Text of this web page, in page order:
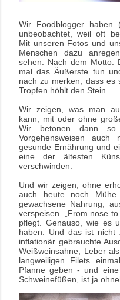
Wir Foodblogger
unbeobachtet, weil oft
Mit unseren Fotos und
Menschen dazu
sehen. Nach dem Motto:
mal das Äußerste tun
nach zu merken, dass es
Tropfen höhlt den Stein.
Wir zeigen, was man
kann, mit oder ohne
Wir betonen dann so
Vorgehensweisen
gesunde Ernährung und
eine der ältesten
verschwinden.
Und wir zeigen, ohne
auch heute noch
gewachsene Nahrung,
verspeisen. „From nose
pflegt. Genauso, wie es
haben. Und das ist nicht
inflationär gebrauchte
Weißweinsahne, Leber
langweiligen Filets
Pfanne geben- und
Schweinefüßen, ist ja